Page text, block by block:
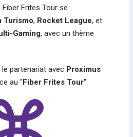
Frites Tour se
Turismo, Rocket League, et
Gaming, avec un thème
partenariat avec Proximus
au "Fiber Frites Tour".